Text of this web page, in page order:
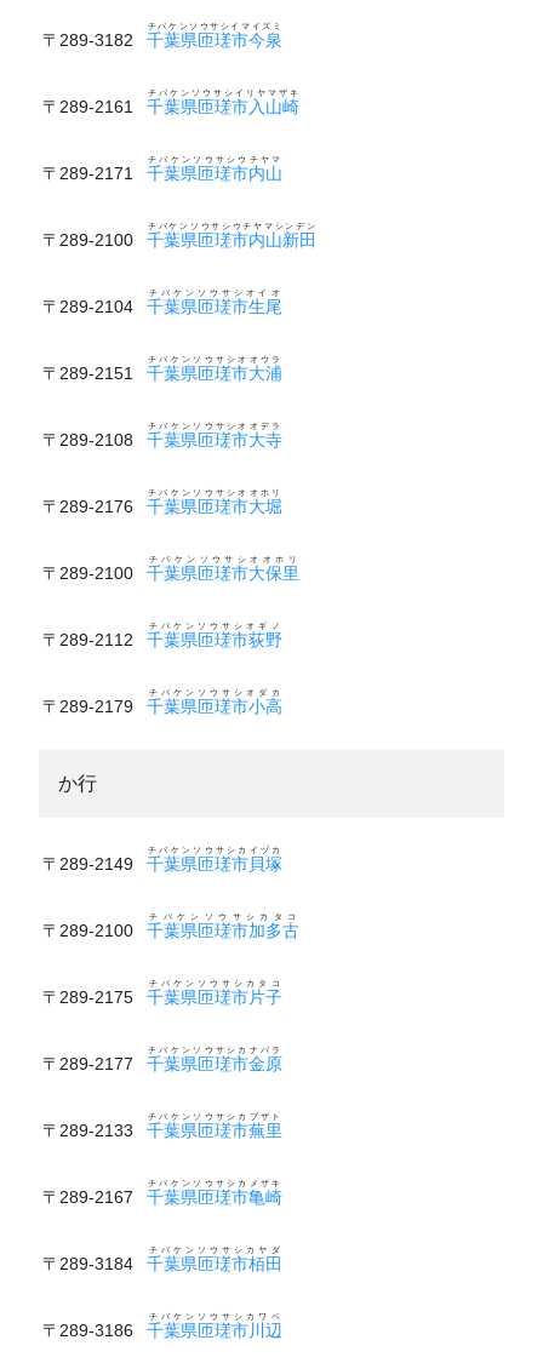
〒289-3182 千葉県匝瑳市今泉
チバケンソウサシイマイズミ
〒289-2161 千葉県匝瑳市入山崎
チバケンソウサシイリヤマザキ
〒289-2171 千葉県匝瑳市内山
チバケンソウサシウチヤマ
〒289-2100 千葉県匝瑳市内山新田
チバケンソウサシウチヤマシンデン
〒289-2104 千葉県匝瑳市生尾
チバケンソウサシオイオ
〒289-2151 千葉県匝瑳市大浦
チバケンソウサシオオウラ
〒289-2108 千葉県匝瑳市大寺
チバケンソウサシオオデラ
〒289-2176 千葉県匝瑳市大堀
チバケンソウサシオオホリ
〒289-2100 千葉県匝瑳市大保里
チバケンソウサシオオホリ
〒289-2112 千葉県匝瑳市荻野
チバケンソウサシオギノ
〒289-2179 千葉県匝瑳市小高
チバケンソウサシオダカ
か行
〒289-2149 千葉県匝瑳市貝塚
チバケンソウサシカイヅカ
〒289-2100 千葉県匝瑳市加多古
チバケンソウサシカタコ
〒289-2175 千葉県匝瑳市片子
チバケンソウサシカタコ
〒289-2177 千葉県匝瑳市金原
チバケンソウサシカナバラ
〒289-2133 千葉県匝瑳市蕪里
チバケンソウサシカブザト
〒289-2167 千葉県匝瑳市亀崎
チバケンソウサシカメザキ
〒289-3184 千葉県匝瑳市栢田
チバケンソウサシカヤダ
〒289-3186 千葉県匝瑳市川辺
チバケンソウサシカワベ